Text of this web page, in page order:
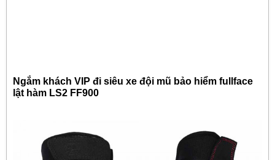
Ngắm khách VIP đi siêu xe đội mũ bảo hiểm fullface
lật hàm LS2 FF900